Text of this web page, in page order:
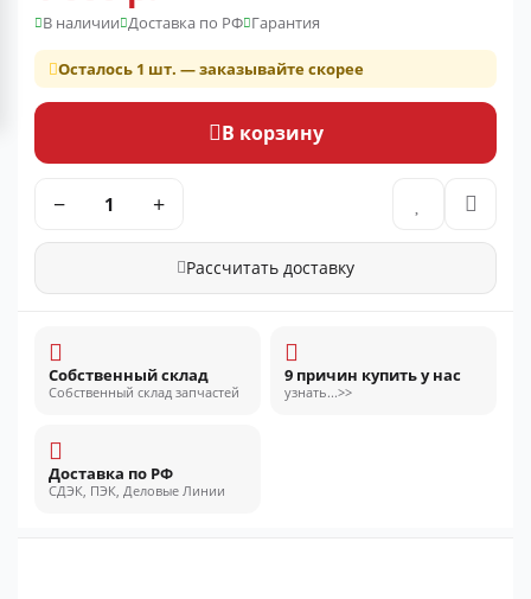
В наличии Доставка по РФ Гарантия
Осталось 1 шт. — заказывайте скорее
В корзину
− +
Рассчитать доставку
Собственный склад
Собственный склад запчастей
9 причин купить у нас
узнать...>>
Доставка по РФ
СДЭК, ПЭК, Деловые Линии